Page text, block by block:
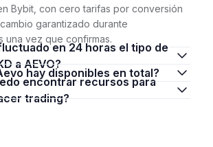
Bybit, con cero tarifas por conversión
garantizado durante
una vez que confirmas.
a AEVO?
Aevo hay disponibles en total?
trading?